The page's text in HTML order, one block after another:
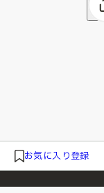
お気に入り登録